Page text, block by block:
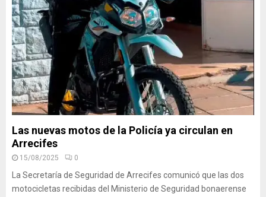
Las nuevas motos de la Policía ya circulan en
Arrecifes
15/08/2025 0
La Secretaría de Seguridad de Arrecifes comunicó que las dos
motocicletas recibidas del Ministerio de Seguridad bonaerense